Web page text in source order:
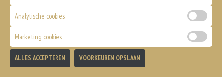
Analytische cookies
Marketing cookies
ALLES ACCEPTEREN VOORKEUREN OPSLAAN